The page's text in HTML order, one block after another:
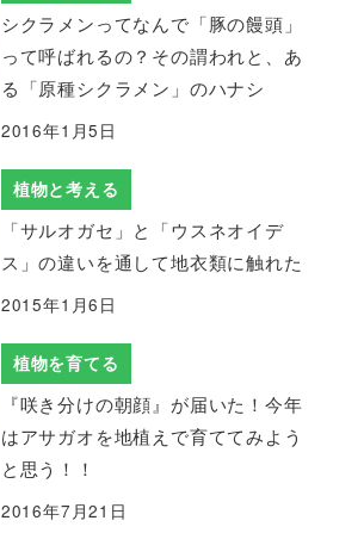
シクラメンってなんで「豚の饅頭」
って呼ばれるの？その謂われと、あ
る「原種シクラメン」のハナシ
2016年1月5日
植物と考える
「サルオガセ」と「ウスネオイデ
ス」の違いを通して地衣類に触れた
2015年1月6日
植物を育てる
『咲き分けの朝顔』が届いた！今年
はアサガオを地植えで育ててみよう
と思う！！
2016年7月21日